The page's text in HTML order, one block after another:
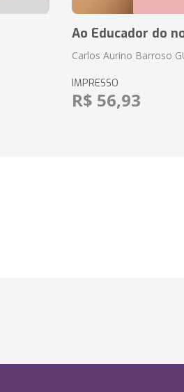
Ao Educador do
Carlos Aurino Barroso
IMPRESSO
R$ 56,93